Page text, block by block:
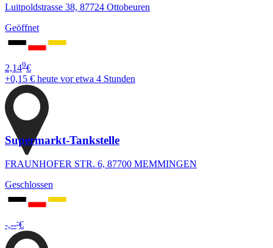
Luitpoldstrasse 38, 87724 Ottobeuren
Geöffnet
2,149€
+0,15 € heute vor etwa 4 Stunden
Supermarkt-Tankstelle
FRAUNHOFER STR. 6, 87700 MEMMINGEN
Geschlossen
-,---€